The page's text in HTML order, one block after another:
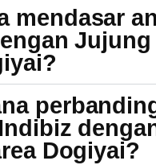
mendasar
Jujung
Dogiyai?